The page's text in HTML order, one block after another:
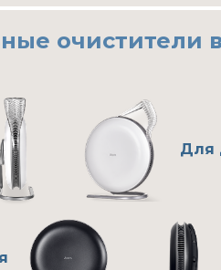
очистители
Для